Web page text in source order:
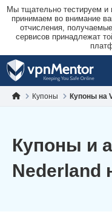
Мы тщательно тестируем
принимаем во внимание
отчисления,
сервисов принадлежат
Купоны Купоны на
Купоны и
Nederland